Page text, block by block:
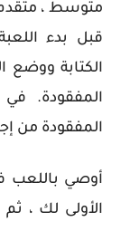
متوسط ​​، متقدم
قبل بدء
الكتابة ووضع
المفقودة. في
المفقودة من
أوصي باللعب
الأولى لك ،